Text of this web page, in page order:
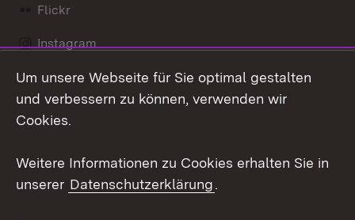
Flickr
Instagram
Social Wall
Um unsere Webseite für Sie optimal gestalten
und verbessern zu können, verwenden wir
Cookies.
Weitere Informationen zu Cookies erhalten Sie in
unserer Datenschutzerklärung.